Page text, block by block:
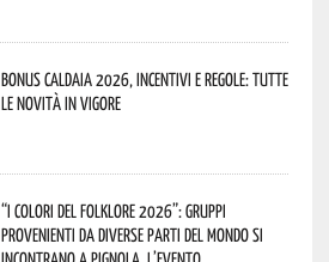
Bonus caldaia 2026, incentivi e regole: tutte
le novità in vigore
“I Colori del Folklore 2026”: gruppi
provenienti da diverse parti del mondo si